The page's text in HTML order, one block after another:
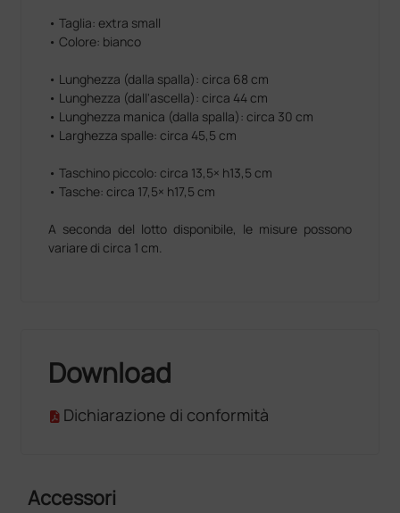
• Taglia: extra small
• Colore: bianco
• Lunghezza (dalla spalla): circa 68 cm
• Lunghezza (dall'ascella): circa 44 cm
• Lunghezza manica (dalla spalla): circa 30 cm
• Larghezza spalle: circa 45,5 cm
• Taschino piccolo: circa 13,5× h13,5 cm
• Tasche: circa 17,5× h17,5 cm
A seconda del lotto disponibile, le misure possono
variare di circa 1 cm.
Download
Dichiarazione di conformità
Accessori